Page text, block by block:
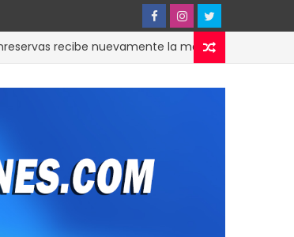
recibe nuevamente la máxima calificación